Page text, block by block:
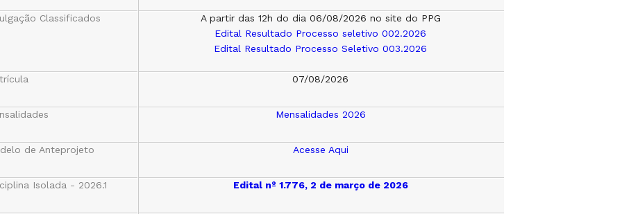
Classificados
A partir das 12h do dia 06/08/2026 no site do PPG
Edital Resultado Processo seletivo 002.2026
Edital Resultado Processo Seletivo 003.2026
07/08/2026
Mensalidades 2026
de Anteprojeto Acesse Aqui
Isolada - 2026.1 Edital nº 1.776, 2 de março de 2026